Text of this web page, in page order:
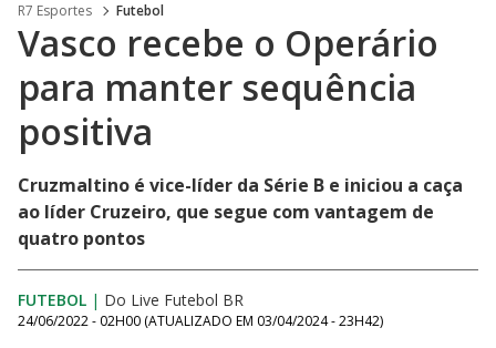
R7 Esportes Futebol
Vasco recebe o Operário
para manter sequência
positiva
Cruzmaltino é vice-líder da Série B e iniciou a caça
ao líder Cruzeiro, que segue com vantagem de
quatro pontos
FUTEBOL | Do Live Futebol BR
24/06/2022 - 02H00 (ATUALIZADO EM 03/04/2024 - 23H42)